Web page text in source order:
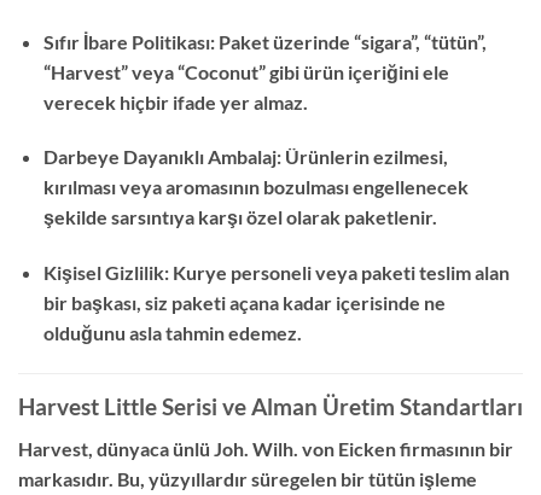
Sıfır İbare Politikası: Paket üzerinde “sigara”, “tütün”,
“Harvest” veya “Coconut” gibi ürün içeriğini ele
verecek hiçbir ifade yer almaz.
Darbeye Dayanıklı Ambalaj: Ürünlerin ezilmesi,
kırılması veya aromasının bozulması engellenecek
şekilde sarsıntıya karşı özel olarak paketlenir.
Kişisel Gizlilik: Kurye personeli veya paketi teslim alan
bir başkası, siz paketi açana kadar içerisinde ne
olduğunu asla tahmin edemez.
Harvest Little Serisi ve Alman Üretim Standartları
Harvest, dünyaca ünlü Joh. Wilh. von Eicken firmasının bir
markasıdır. Bu, yüzyıllardır süregelen bir tütün işleme